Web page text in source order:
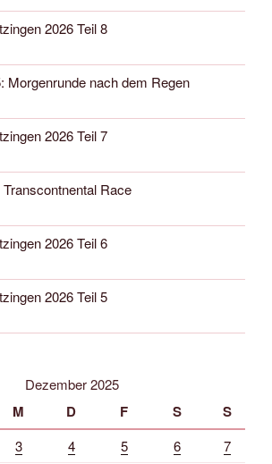
2026 Teil 8
Morgenrunde nach dem Regen
2026 Teil 7
Race
2026 Teil 6
2026 Teil 5
Dezember 2025
M D F S S
3 4 5 6
7